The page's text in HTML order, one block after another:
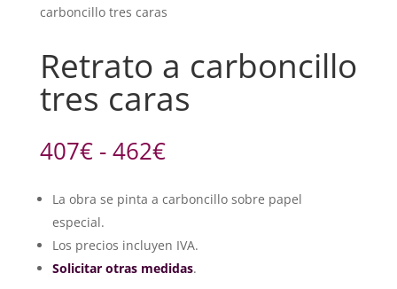
carboncillo tres caras
Retrato a carboncillo
tres caras
407€ - 462€Rango
de
precios:
desde
hasta
462€
La obra se pinta a carboncillo sobre papel
especial.
Los precios incluyen IVA.
Solicitar otras medidas.